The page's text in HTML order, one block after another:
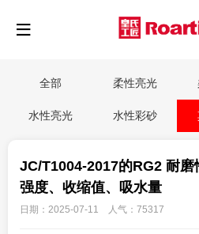
全部 柔性亮光
水性亮光 水性彩砂
JC/T1004-2017的RG2 耐
强度、收缩值、吸水量
日期：2025-07-11 人气：75317